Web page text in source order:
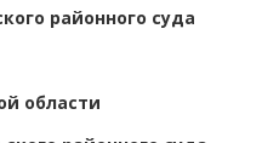
районного суда
области